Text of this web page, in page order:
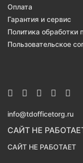
Оплата
Гарантия и сервис
Политика обработки
Пользовательское
info@tdofficetorg.ru
САЙТ НЕ
САЙТ НЕ РАБОТАЕТ